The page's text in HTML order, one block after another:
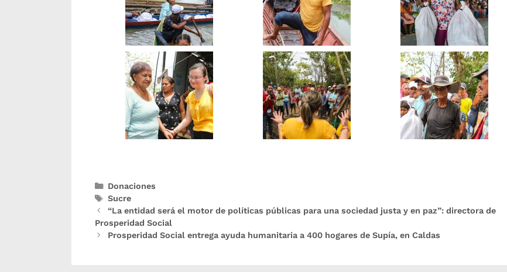
Donaciones
Sucre
“La entidad será el motor de políticas públicas para una sociedad justa y en paz”: directora de
Prosperidad Social
Prosperidad Social entrega ayuda humanitaria a 400 hogares de Supía, en Caldas